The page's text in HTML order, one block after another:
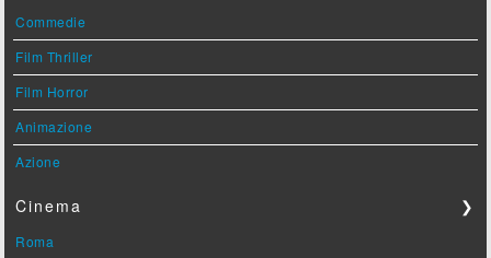
Commedie
Film Thriller
Film Horror
Animazione
Azione
Cinema ❯
Roma